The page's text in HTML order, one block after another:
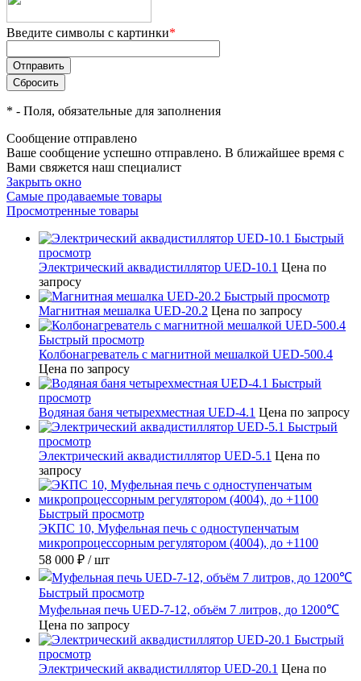
Введите символы с картинки*
* - Поля, обязательные для заполнения
Сообщение отправлено
Ваше сообщение успешно отправлено. В ближайшее время с
Вами свяжется наш специалист
Закрыть окно
Самые продаваемые товары
Просмотренные товары
Быстрый
просмотр
Электрический аквадистиллятор UED-10.1 Цена по
запросу
Быстрый просмотр
Магнитная мешалка UED-20.2 Цена по запросу
Быстрый просмотр
Колбонагреватель с магнитной мешалкой UED-500.4
Цена по запросу
Быстрый
просмотр
Водяная баня четырехместная UED-4.1 Цена по запросу
Быстрый
просмотр
Электрический аквадистиллятор UED-5.1 Цена по
запросу
Быстрый просмотр
ЭКПС 10, Муфельная печь с одноступенчатым
микропроцессорным регулятором (4004), до +1100
58 000 ₽ / шт
Быстрый просмотр
Муфельная печь UED-7-12, объём 7 литров, до 1200℃
Цена по запросу
Быстрый
просмотр
Электрический аквадистиллятор UED-20.1 Цена по